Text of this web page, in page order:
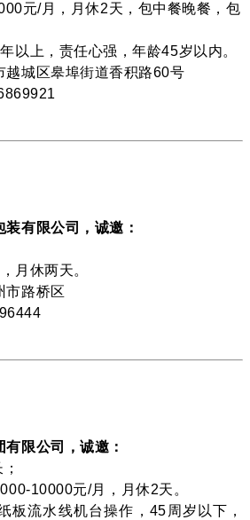
元/月，月休2天，包中餐晚餐，包
以上，责任心强，年龄45岁以内。
越城区皋埠街道香积路60号
有限公司，诚邀：
月休两天。
市路桥区
限公司，诚邀：
10000元/月，月休2天。
板流水线机台操作，45周岁以下，